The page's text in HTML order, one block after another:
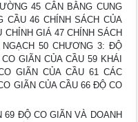
45 CÂN BẰNG CUNG
CẦU 46 CHÍNH SÁCH CỦA
GIÁ 47 CHÍNH SÁCH
50 CHƯƠNG 3: ĐỘ
GIÃN CỦA CẦU 59 KHÁI
GIÃN CỦA CẦU 61 CÁC
GIÃN CỦA CẦU 66 ĐỘ CO
ĐỘ CO GIÃN VÀ DOANH